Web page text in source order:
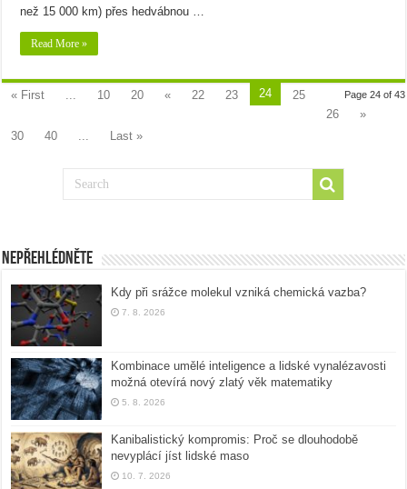
než 15 000 km) přes hedvábnou …
Read More »
Page 24 of 43
« First 10 20 « 22 23 24
25
26
»
30
40 Last »
Nepřehlédněte
Kdy při srážce molekul vzniká chemická vazba?
7. 8. 2026
Kombinace umělé inteligence a lidské vynalézavosti
možná otevírá nový zlatý věk matematiky
5. 8. 2026
Kanibalistický kompromis: Proč se dlouhodobě
nevyplácí jíst lidské maso
10. 7. 2026